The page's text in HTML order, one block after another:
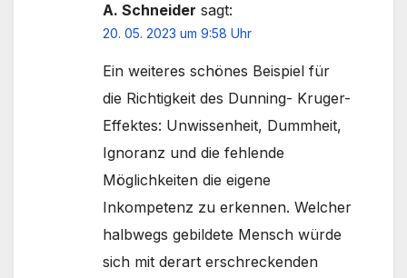
A. Schneider sagt:
20. 05. 2023 um 9:58 Uhr
Ein weiteres schönes Beispiel für
die Richtigkeit des Dunning- Kruger-
Effektes: Unwissenheit, Dummheit,
Ignoranz und die fehlende
Möglichkeiten die eigene
Inkompetenz zu erkennen. Welcher
halbwegs gebildete Mensch würde
sich mit derart erschreckenden